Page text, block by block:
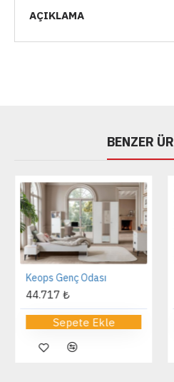
AÇIKLAMA
BENZER
Keops Genç Odası
44.717 ₺
Sepete Ekle